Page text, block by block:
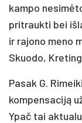
kampo
pritraukti bei
ir rajono meno
Skuodo,
Pasak G.
kompensaciją
Ypač tai